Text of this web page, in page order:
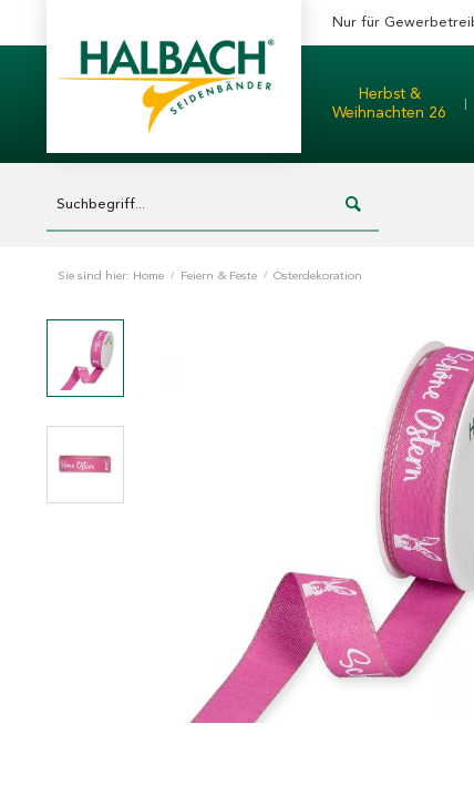
Nur für
Herbst &
Weihnachten 26
Sie sind hier: Home / Feiern & Feste / Osterdekoration